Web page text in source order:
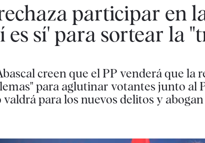
participar en
es sí' para sortear la
creen que el PP venderá que
para aglutinar votantes junto al
valdrá para los nuevos delitos y